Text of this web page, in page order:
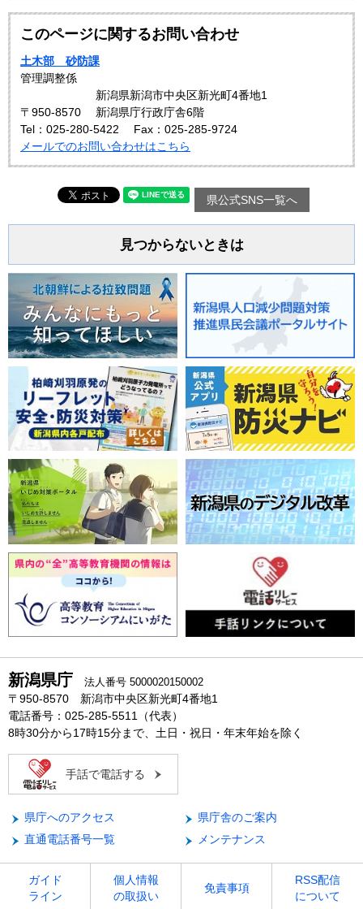
このページに関するお問い合わせ
土木部 砂防課
管理調整係
〒950-8570
新潟県新潟市中央区新光町4番地1
新潟県庁行政庁舎6階
Tel：025-280-5422
Fax：025‐285‐9724
メールでのお問い合わせはこちら
県公式SNS一覧へ
見つからないときは
新潟県庁 法人番号 5000020150002
〒950-8570 新潟市中央区新光町4番地1
電話番号：025-285-5511（代表）
8時30分から17時15分まで、土日・祝日・年末年始を除く
手話で電話する
県庁へのアクセス
県庁舎のご案内
直通電話番号一覧
メンテナンス
ガイド
ライン
個人情報
の取扱い
免責事項
RSS配信
について